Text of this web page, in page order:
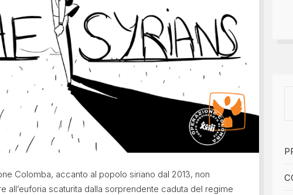
Colomba, accanto al popolo siriano dal 2013, non
all’euforia scaturita dalla sorprendente caduta del regime